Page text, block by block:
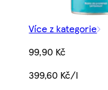
Více z kategorie
99,90 Kč
399,60 Kč/l